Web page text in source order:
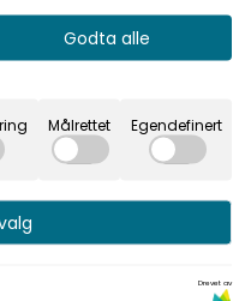
med glass- og
gi beskjed i
Godta alle
Målrettet Egendefinert
Drevet av